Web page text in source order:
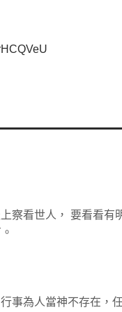
察看世人， 要看看有
事為人當神不存在，